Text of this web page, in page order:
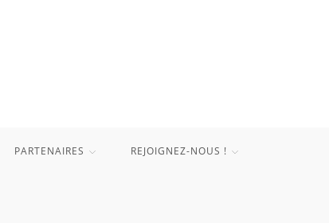
PARTENAIRES REJOIGNEZ-NOUS !